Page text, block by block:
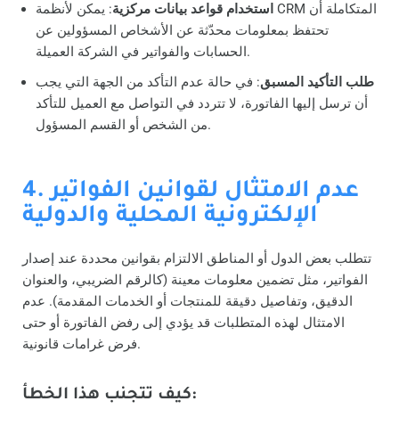
استخدام قواعد بيانات مركزية: يمكن لأنظمة CRM المتكاملة أن
تحتفظ بمعلومات محدّثة عن الأشخاص المسؤولين عن
الحسابات والفواتير في الشركة العميلة.
طلب التأكيد المسبق: في حالة عدم التأكد من الجهة التي يجب
أن ترسل إليها الفاتورة، لا تتردد في التواصل مع العميل للتأكد
من الشخص أو القسم المسؤول.
4. عدم الامتثال لقوانين الفواتير
الإلكترونية المحلية والدولية
تتطلب بعض الدول أو المناطق الالتزام بقوانين محددة عند إصدار
الفواتير، مثل تضمين معلومات معينة (كالرقم الضريبي، والعنوان
الدقيق، وتفاصيل دقيقة للمنتجات أو الخدمات المقدمة). عدم
الامتثال لهذه المتطلبات قد يؤدي إلى رفض الفاتورة أو حتى
فرض غرامات قانونية.
كيف تتجنب هذا الخطأ: